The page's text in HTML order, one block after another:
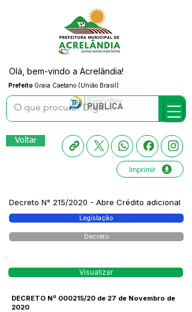
Prefeito Graia Caetano (União Brasil)
Olá, bem-vindo a Acrelândia!
Voltar
Imprimir
Decreto N° 215/2020 - Abre Crédito adicional
Legislação
Decreto
Visualizar
DECRETO Nº 000215/20 de 27 de Novembro de
2020